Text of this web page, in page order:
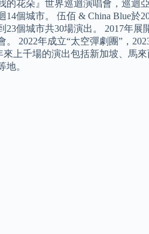
的花朵』世界巡迴演唱會，巡迴
14個城市。 伍佰 & China Blue於
23個城市共30場演出。 2017年
。 2022年成立“太空彈劇團”，
來上千場的演出包括新加坡、馬
地。